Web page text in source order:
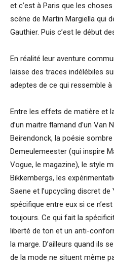
et c’est à Paris que les
scène de Martin Margiella qui
Gauthier. Puis c’est le début
En réalité leur aventure
laisse des traces indélébiles
adeptes de ce qui ressemble à
Entre les effets de matière et
d’un maitre flamand d’un Van
Beirendonck, la poésie
Demeulemeester (qui inspire
Vogue, le magazine), le style
Bikkembergs, les
Saene et l’upcycling discret de
spécifique entre eux si ce
toujours. Ce qui fait la
liberté de ton et un anti-
la marge. D’ailleurs quand ils
de la mode ne situent même